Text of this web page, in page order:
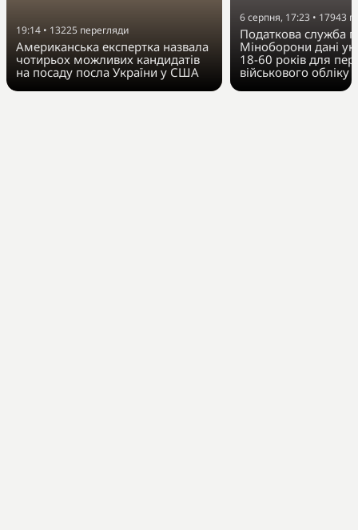
19:14 • 13225 перегляди
Американська експертка назвала
чотирьох можливих кандидатів
на посаду посла України у США
6 серпня, 17:23 • 17943
Податкова служба
Міноборони дані
18-60 років для
військового обліку